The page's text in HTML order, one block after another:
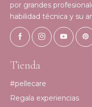
por grandes
habilidad técnica y su
Tienda
#pellecare
Regala experiencias